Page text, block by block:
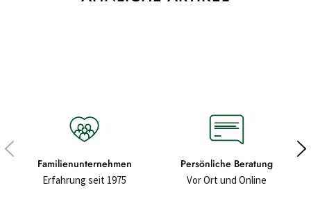
Familienunternehmen
Erfahrung seit 1975
Persönliche Beratung
Vor Ort und Online